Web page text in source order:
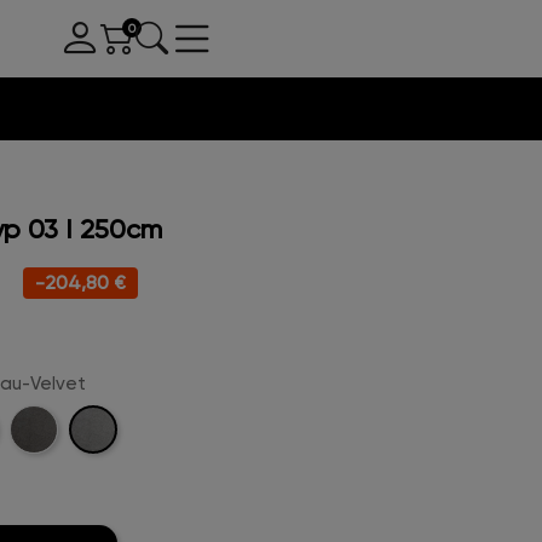
03 I 250cm
-204,80 €
Velvet
Anthrazit-Hellgrau-
Velvet